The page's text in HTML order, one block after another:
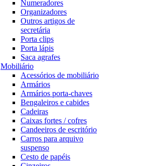
Numeradores
Organizadores
Outros artigos de
secretária
Porta clips
Porta lápis
Saca agrafes
Mobiliário
Acessórios de mobiliário
Armários
Armários porta-chaves
Bengaleiros e cabides
Cadeiras
Caixas fortes / cofres
Candeeiros de escritório
Carros para arquivo
suspenso
Cesto de papéis